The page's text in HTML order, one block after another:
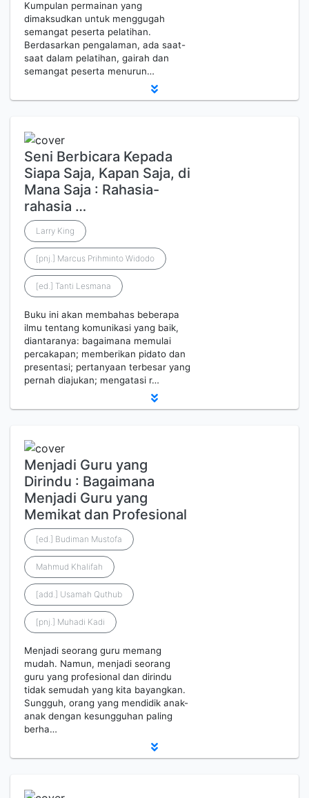
Kumpulan permainan yang
dimaksudkan untuk menggugah
semangat peserta pelatihan.
Berdasarkan pengalaman, ada saat-
saat dalam pelatihan, gairah dan
semangat peserta menurun…
Seni Berbicara Kepada
Siapa Saja, Kapan Saja, di
Mana Saja : Rahasia-
rahasia …
Larry King
[pnj.] Marcus Prihminto Widodo
[ed.] Tanti Lesmana
Buku ini akan membahas beberapa
ilmu tentang komunikasi yang baik,
diantaranya: bagaimana memulai
percakapan; memberikan pidato dan
presentasi; pertanyaan terbesar yang
pernah diajukan; mengatasi r…
Menjadi Guru yang
Dirindu : Bagaimana
Menjadi Guru yang
Memikat dan Profesional
[ed.] Budiman Mustofa
Mahmud Khalifah
[add.] Usamah Quthub
[pnj.] Muhadi Kadi
Menjadi seorang guru memang
mudah. Namun, menjadi seorang
guru yang profesional dan dirindu
tidak semudah yang kita bayangkan.
Sungguh, orang yang mendidik anak-
anak dengan kesungguhan paling
berha…